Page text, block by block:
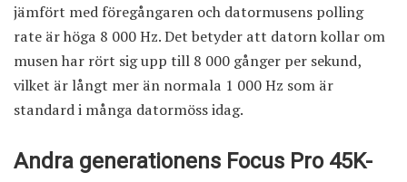
jämfört med föregångaren och datormusens polling
rate är höga 8 000 Hz. Det betyder att datorn kollar om
musen har rört sig upp till 8 000 gånger per sekund,
vilket är långt mer än normala 1 000 Hz som är
standard i många datormöss idag.
Andra generationens Focus Pro 45K-